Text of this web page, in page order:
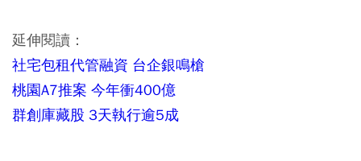
延伸閱讀：
社宅包租代管融資 台企銀鳴槍
桃園A7推案 今年衝400億
群創庫藏股 3天執行逾5成